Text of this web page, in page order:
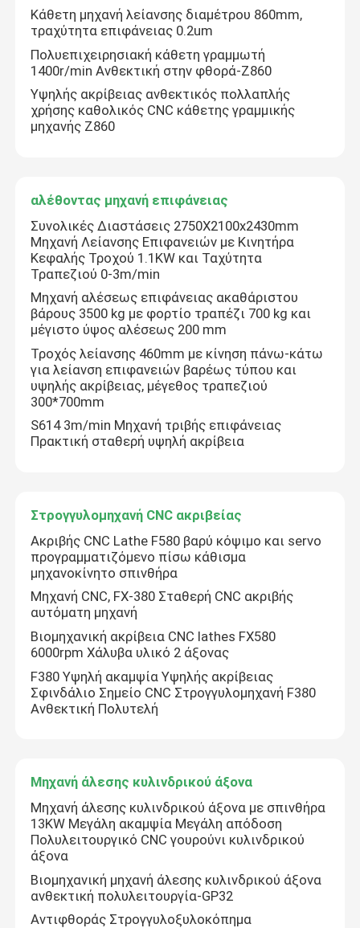
Σπίτι
Σχετικά με εμάς
Επισκεψή εργοστασίου
Έλεγχος ποιότητας
Επικοινωνήστε μαζί μας
Ζητήστε μια προσφορά
Κυλινδρική μηχανή μύλων
Εσωτερική μηχανή άλεσης
Μηχανή άμεσης άλεσης
Πανεπιστημονική μηχανή άλεσης
Κάθετη μηχανή λείανσης
Στρογγυλομηχανή CNC ακριβείας
Μηχανή άλεσης κυλινδρικού άξονα
Μηχανή άλεσης ακροβολέα
Κάθετη μηχανή λείανσης διαμέτρου 860mm,
τραχύτητα επιφάνειας 0.2um
Πολυεπιχειρησιακή κάθετη γραμμωτή
1400r/min Ανθεκτική στην φθορά-Z860
Υψηλής ακρίβειας ανθεκτικός πολλαπλής
χρήσης καθολικός CNC κάθετης γραμμικής
μηχανής Z860
αλέθοντας μηχανή επιφάνειας
Συνολικές Διαστάσεις 2750X2100x2430mm
Μηχανή Λείανσης Επιφανειών με Κινητήρα
Κεφαλής Τροχού 1.1KW και Ταχύτητα
Τραπεζιού 0-3m/min
Μηχανή αλέσεως επιφάνειας ακαθάριστου
βάρους 3500 kg με φορτίο τραπέζι 700 kg και
μέγιστο ύψος αλέσεως 200 mm
Τροχός λείανσης 460mm με κίνηση πάνω-κάτω
για λείανση επιφανειών βαρέως τύπου και
υψηλής ακρίβειας, μέγεθος τραπεζιού
300*700mm
S614 3m/min Μηχανή τριβής επιφάνειας
Πρακτική σταθερή υψηλή ακρίβεια
Στρογγυλομηχανή CNC ακριβείας
Ακριβής CNC Lathe F580 βαρύ κόψιμο και servo
προγραμματιζόμενο πίσω κάθισμα
μηχανοκίνητο σπινθήρα
Μηχανή CNC, FX-380 Σταθερή CNC ακριβής
αυτόματη μηχανή
Βιομηχανική ακρίβεια CNC lathes FX580
6000rpm Χάλυβα υλικό 2 άξονας
F380 Υψηλή ακαμψία Υψηλής ακρίβειας
Σφινδάλιο Σημείο CNC Στρογγυλομηχανή F380
Ανθεκτική Πολυτελή
Μηχανή άλεσης κυλινδρικού άξονα
Μηχανή άλεσης κυλινδρικού άξονα με σπινθήρα
13KW Μεγάλη ακαμψία Μεγάλη απόδοση
Πολυλειτουργικό CNC γουρούνι κυλινδρικού
άξονα
Βιομηχανική μηχανή άλεσης κυλινδρικού άξονα
ανθεκτική πολυλειτουργία-GP32
Αντιφθοράς Στρογγυλοξυλοκόπημα